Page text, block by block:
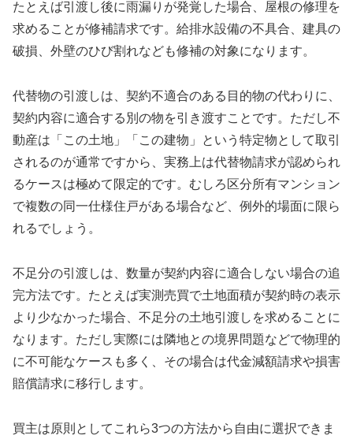
たとえば引渡し後に雨漏りが発覚した場合、屋根の修理を
求めることが修補請求です。給排水設備の不具合、建具の
破損、外壁のひび割れなども修補の対象になります。
代替物の引渡しは、契約不適合のある目的物の代わりに、
契約内容に適合する別の物を引き渡すことです。ただし不
動産は「この土地」「この建物」という特定物として取引
されるのが通常ですから、実務上は代替物請求が認められ
るケースは極めて限定的です。むしろ区分所有マンション
で複数の同一仕様住戸がある場合など、例外的場面に限ら
れるでしょう。
不足分の引渡しは、数量が契約内容に適合しない場合の追
完方法です。たとえば実測売買で土地面積が契約時の表示
より少なかった場合、不足分の土地引渡しを求めることに
なります。ただし実際には隣地との境界問題などで物理的
に不可能なケースも多く、その場合は代金減額請求や損害
賠償請求に移行します。
買主は原則としてこれら3つの方法から自由に選択できま